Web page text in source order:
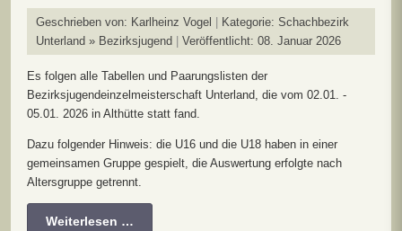
Geschrieben von: Karlheinz Vogel Kategorie: Schachbezirk
Unterland » Bezirksjugend
Veröffentlicht: 08. Januar 2026
Es folgen alle Tabellen und Paarungslisten der
Bezirksjugendeinzelmeisterschaft Unterland, die vom 02.01. -
05.01. 2026 in Althütte statt fand.
Dazu folgender Hinweis: die U16 und die U18 haben in einer
gemeinsamen Gruppe gespielt, die Auswertung erfolgte nach
Altersgruppe getrennt.
Weiterlesen …